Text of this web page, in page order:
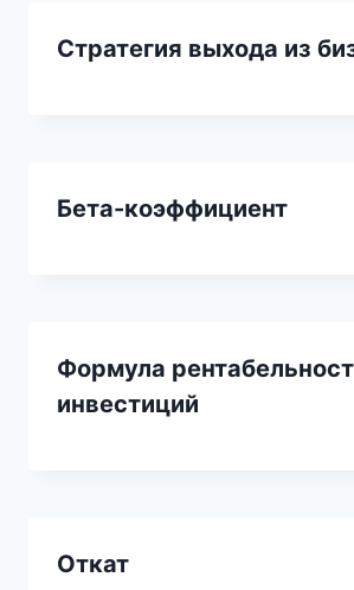
Стратегия выхода из
Бета-коэффициент
Формула
инвестиций
Откат